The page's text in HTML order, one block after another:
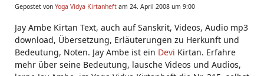
Gepostet von Yoga Vidya Kirtanheft am 24. April 2008 um 9:00
Jay Ambe Kirtan Text, auch auf Sanskrit, Videos, Audio mp3
download, Übersetzung, Erläuterungen zu Herkunft und
Bedeutung, Noten. Jay Ambe ist ein Devi Kirtan. Erfahre
mehr über seine Bedeutung, lausche Videos und Audios,